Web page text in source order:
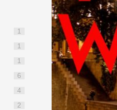
1
1
1
6
4
2